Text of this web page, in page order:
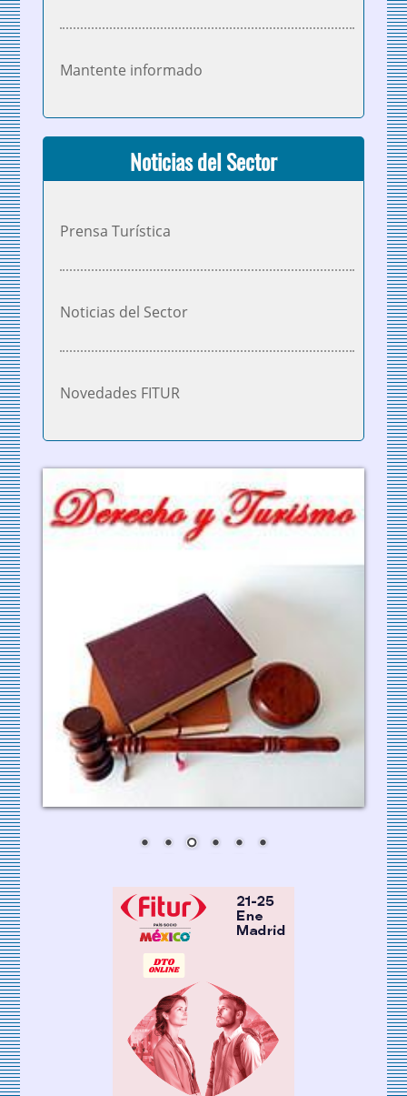
Mantente informado
Noticias del Sector
Prensa Turística
Noticias del Sector
Novedades FITUR